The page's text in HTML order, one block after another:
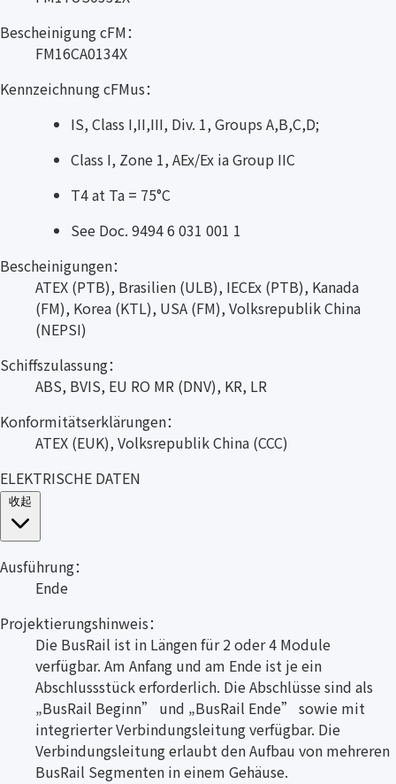
Bescheinigung cFM：
FM16CA0134X
Kennzeichnung cFMus：
IS, Class I,II,III, Div. 1, Groups A,B,C,D;
Class I, Zone 1, AEx/Ex ia Group IIC
T4 at Ta = 75°C
See Doc. 9494 6 031 001 1
Bescheinigungen：
ATEX (PTB), Brasilien (ULB), IECEx (PTB), Kanada
(FM), Korea (KTL), USA (FM), Volksrepublik China
(NEPSI)
Schiffszulassung：
ABS, BVIS, EU RO MR (DNV), KR, LR
Konformitätserklärungen：
ATEX (EUK), Volksrepublik China (CCC)
ELEKTRISCHE DATEN
Ausführung：
Ende
Projektierungshinweis：
Die BusRail ist in Längen für 2 oder 4 Module
verfügbar. Am Anfang und am Ende ist je ein
Abschlussstück erforderlich. Die Abschlüsse sind als
„BusRail Beginn” und „BusRail Ende” sowie mit
integrierter Verbindungsleitung verfügbar. Die
Verbindungsleitung erlaubt den Aufbau von mehreren
BusRail Segmenten in einem Gehäuse.